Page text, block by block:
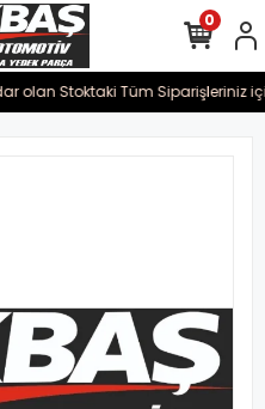
olan Stoktaki Tüm Siparişleriniz
0